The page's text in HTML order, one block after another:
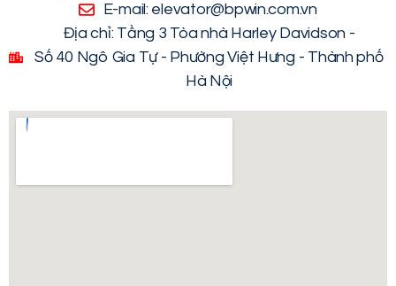
E-mail: elevator@bpwin.com.vn
Địa chỉ: Tầng 3 Tòa nhà Harley Davidson -
Số 40 Ngô Gia Tự - Phường Việt Hưng - Thành phố
Hà Nội